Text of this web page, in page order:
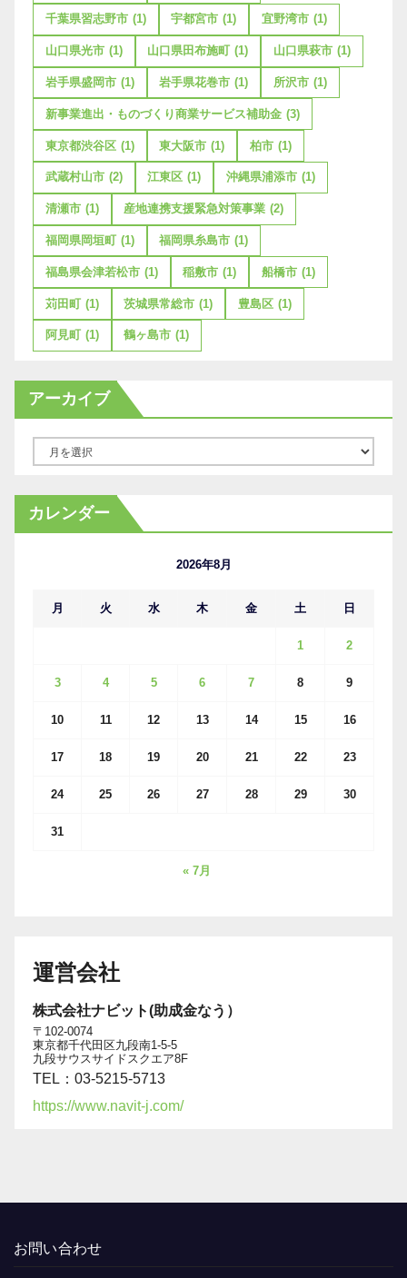
千葉県習志野市 (1) 宇都宮市 (1) 宜野湾市 (1)
山口県光市 (1) 山口県田布施町 (1) 山口県萩市 (1)
岩手県盛岡市 (1) 岩手県花巻市 (1) 所沢市 (1)
新事業進出・ものづくり商業サービス補助金 (3)
東京都渋谷区 (1) 東大阪市 (1) 柏市 (1)
武蔵村山市 (2) 江東区 (1) 沖縄県浦添市 (1)
清瀬市 (1) 産地連携支援緊急対策事業 (2)
福岡県岡垣町 (1) 福岡県糸島市 (1)
福島県会津若松市 (1) 稲敷市 (1) 船橋市 (1)
苅田町 (1) 茨城県常総市 (1) 豊島区 (1)
阿見町 (1) 鶴ヶ島市 (1)
アーカイブ
カ
イ
カレンダー
2026年8月
月 火 水 木 金 土 日
1 2
3 4 5 6 7 8 9
10 11 12 13 14 15 16
17 18 19 20 21 22 23
24 25 26 27 28 29 30
31
« 7月
運営会社
株式会社ナビット(助成金なう）
〒102-0074
東京都千代田区九段南1-5-5
九段サウスサイドスクエア8F
TEL：03-5215-5713
https://www.navit-j.com/
お問い合わせ